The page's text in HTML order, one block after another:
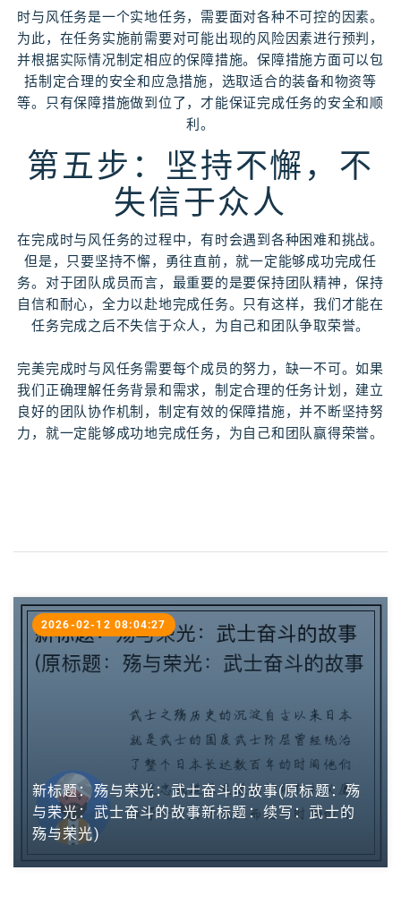
时与风任务是一个实地任务，需要面对各种不可控的因素。
为此，在任务实施前需要对可能出现的风险因素进行预判，
并根据实际情况制定相应的保障措施。保障措施方面可以包
括制定合理的安全和应急措施，选取适合的装备和物资等
等。只有保障措施做到位了，才能保证完成任务的安全和顺
利。
第五步：坚持不懈，不
失信于众人
在完成时与风任务的过程中，有时会遇到各种困难和挑战。
但是，只要坚持不懈，勇往直前，就一定能够成功完成任
务。对于团队成员而言，最重要的是要保持团队精神，保持
自信和耐心，全力以赴地完成任务。只有这样，我们才能在
任务完成之后不失信于众人，为自己和团队争取荣誉。
完美完成时与风任务需要每个成员的努力，缺一不可。如果
我们正确理解任务背景和需求，制定合理的任务计划，建立
良好的团队协作机制，制定有效的保障措施，并不断坚持努
力，就一定能够成功地完成任务，为自己和团队赢得荣誉。
新标题：殇与荣光：武士奋斗的故事(原标题：殇
与荣光：武士奋斗的故事新标题：续写：武士的
殇与荣光)
2026-02-12 08:04:27